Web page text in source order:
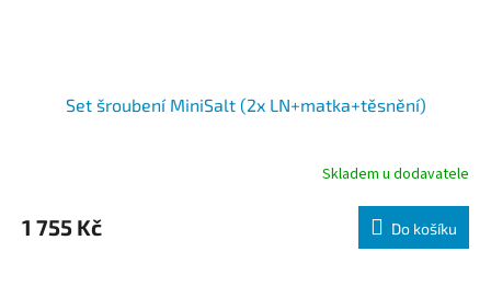
Set šroubení MiniSalt (2x LN+matka+těsnění)
Skladem u dodavatele
1 755 Kč Do košíku